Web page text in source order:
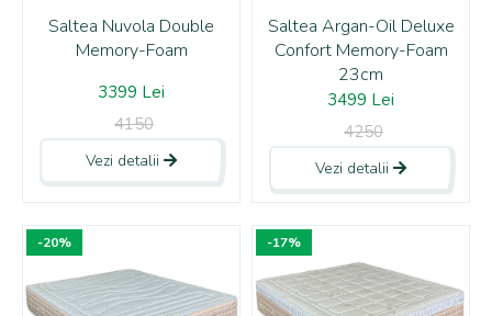
Saltea Nuvola Double
Memory-Foam
3399 Lei
4150
Vezi detalii
Saltea Argan-Oil Deluxe
Confort Memory-Foam
23cm
3499 Lei
4250
Vezi detalii
-20% -17%